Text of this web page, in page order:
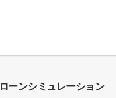
ローンシミュレーション